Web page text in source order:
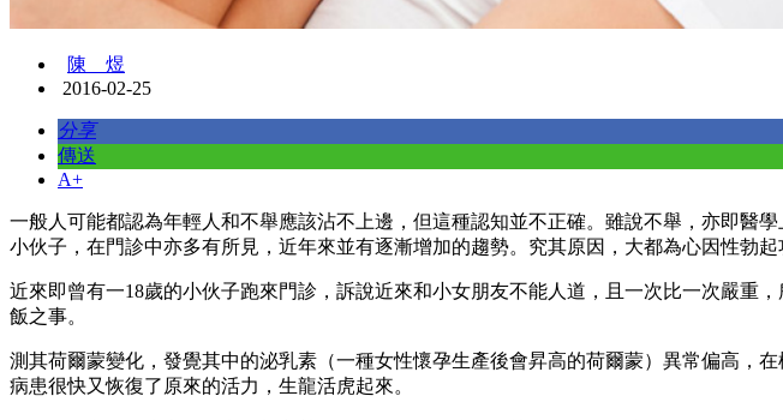
陳 煜
2016-02-25
分享
傳送
A+
一般人可能都認為年輕人和不舉應該沾不上邊，但這種認知並不正確。雖說不舉，亦即醫
小伙子，在門診中亦多有所見，近年來並有逐漸增加的趨勢。究其原因，大都為心因性勃
近來即曾有一18歲的小伙子跑來門診，訴說近來和小女朋友不能人道，且一次比一次嚴重
飯之事。
測其荷爾蒙變化，發覺其中的泌乳素（一種女性懷孕生產後會昇高的荷爾蒙）異常偏高，
病患很快又恢復了原來的活力，生龍活虎起來。